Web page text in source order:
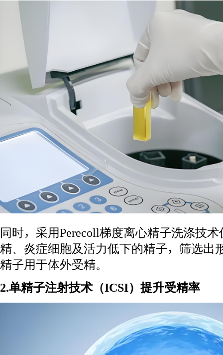
同时，采用Perecoll梯度离心精子洗涤技
精、炎症细胞及活力低下的精子，筛选出
精子用于体外受精。
2.单精子注射技术（ICSI）提升受精率